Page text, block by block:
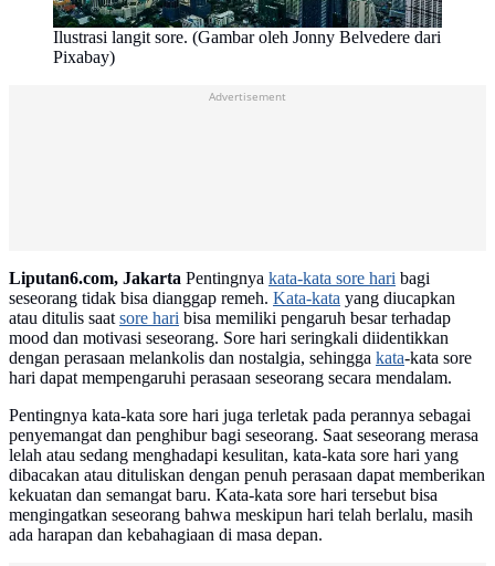
Ilustrasi langit sore. (Gambar oleh Jonny Belvedere dari
Pixabay)
Liputan6.com, Jakarta Pentingnya kata-kata sore hari bagi
seseorang tidak bisa dianggap remeh. Kata-kata yang diucapkan
atau ditulis saatsore hari bisa memiliki pengaruh besar terhadap
mood dan motivasi seseorang. Sore hari seringkali diidentikkan
dengan perasaan melankolis dan nostalgia, sehingga kata-kata sore
hari dapat mempengaruhi perasaan seseorang secara mendalam.
Pentingnya kata-kata sore hari juga terletak pada perannya sebagai
penyemangat dan penghibur bagi seseorang. Saat seseorang merasa
lelah atau sedang menghadapi kesulitan, kata-kata sore hari yang
dibacakan atau dituliskan dengan penuh perasaan dapat memberikan
kekuatan dan semangat baru. Kata-kata sore hari tersebut bisa
mengingatkan seseorang bahwa meskipun hari telah berlalu, masih
ada harapan dan kebahagiaan di masa depan.